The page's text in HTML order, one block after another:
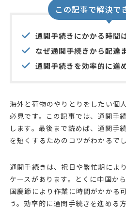
この記事で解決で
通関手続きにかかる時間
なぜ通関手続きから配達
通関手続きを効率的に進
海外と荷物のやりとりをしたい個
必見です。この記事では、通関手
します。最後まで読めば、通関手
を短くするためのコツがわかるでし
通関手続きは、祝日や繁忙期によ
ケースがあります。とくに中国か
国慶節により作業に時間がかかる
う。効率的に通関手続きを進める